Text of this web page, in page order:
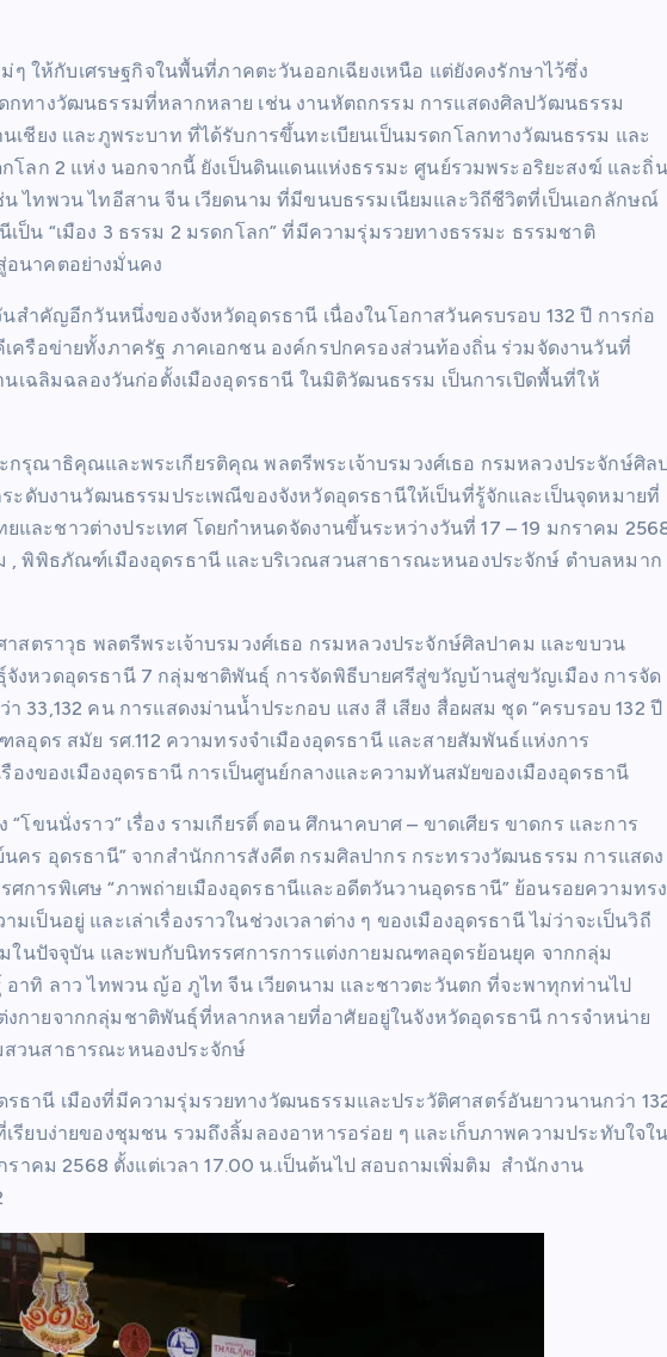
ๆ ให้กับเศรษฐกิจในพื้นที่ภาคตะวันออกเฉียงเหนือ แต่ยังคงรักษาไว้ซึ่ง
กทางวัฒนธรรมที่หลากหลาย เช่น งานหัตถกรรม การแสดงศิลปวัฒนธรรม
เชียง และภูพระบาท ที่ได้รับการขึ้นทะเบียนเป็นมรดกโลกทางวัฒนธรรม และ
โลก 2 แห่ง นอกจากนี้ ยังเป็นดินแดนแห่งธรรมะ ศูนย์รวมพระอริยะสงฆ์ และถิ่น
ไทพวน ไทอีสาน จีน เวียดนาม ที่มีขนบธรรมเนียมและวิถีชีวิตที่เป็นเอกลักษณ์
ป็น “เมือง 3 ธรรม 2 มรดกโลก” ที่มีความรุ่มรวยทางธรรมะ ธรรมชาติ
นาคตอย่างมั่นคง
สำคัญอีกวันหนึ่งของจังหวัดอุดรธานี เนื่องในโอกาสวันครบรอบ 132 ปี การก่อ
ครือข่ายทั้งภาครัฐ ภาคเอกชน องค์กรปกครองส่วนท้องถิ่น ร่วมจัดงานวันที่
นเฉลิมฉลองวันก่อตั้งเมืองอุดรธานี ในมิติวัฒนธรรม เป็นการเปิดพื้นที่ให้
กรุณาธิคุณและพระเกียรติคุณ พลตรีพระเจ้าบรมวงศ์เธอ กรมหลวงประจักษ์ศิล
ะดับงานวัฒนธรรมประเพณีของจังหวัดอุดรธานีให้เป็นที่รู้จักและเป็นจุดหมายที่
ละชาวต่างประเทศ โดยกำหนดจัดงานขึ้นระหว่างวันที่ 17 – 19 มกราคม
, พิพิธภัณฑ์เมืองอุดรธานี และบริเวณสวนสาธารณะหนองประจักษ์ ตำบลหมาก
สตราวุธ พลตรีพระเจ้าบรมวงศ์เธอ กรมหลวงประจักษ์ศิลปาคม และขบวน
งหวดอุดรธานี 7 กลุ่มชาติพันธุ์ การจัดพิธีบายศรีสู่ขวัญบ้านสู่ขวัญเมือง การจัด
33,132 คน การแสดงม่านน้ำประกอบ แสง สี เสียง สื่อผสม ชุด “ครบรอบ 132 ปี
อุดร สมัย รศ.112 ความทรงจำเมืองอุดรธานี และสายสัมพันธ์แห่งการ
รืองของเมืองอุดรธานี การเป็นศูนย์กลางและความทันสมัยของเมืองอุดรธานี
โขนนั่งราว” เรื่อง รามเกียรติ์ ตอน ศึกนาคบาศ – ขาดเศียร ขาดกร และการ
คร อุดรธานี” จากสำนักการสังคีต กรมศิลปากร กระทรวงวัฒนธรรม การแสดง
ารพิเศษ “ภาพถ่ายเมืองอุดรธานีและอดีตวันวานอุดรธานี” ย้อนรอยความทรง
เป็นอยู่ และเล่าเรื่องราวในช่วงเวลาต่าง ๆ ของเมืองอุดรธานี ไม่ว่าจะเป็นวิถี
มในปัจจุบัน และพบกับนิทรรศการการแต่งกายมณฑลอุดรย้อนยุค จากกลุ่ม
าทิ ลาว ไทพวน ญ้อ ภูไท จีน เวียดนาม และชาวตะวันตก ที่จะพาทุกท่านไป
กายจากกลุ่มชาติพันธุ์ที่หลากหลายที่อาศัยอยู่ในจังหวัดอุดรธานี การจำหน่าย
วนสาธารณะหนองประจักษ์
ธานี เมืองที่มีความรุ่มรวยทางวัฒนธรรมและประวัติศาสตร์อันยาวนานกว่า
ยบง่ายของชุมชน รวมถึงลิ้มลองอาหารอร่อย ๆ และเก็บภาพความประทับใจใน
าคม 2568 ตั้งแต่เวลา 17.00 น.เป็นต้นไป สอบถามเพิ่มติม สำนักงาน